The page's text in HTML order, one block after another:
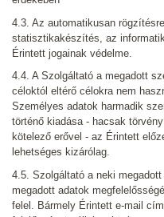
4.3. Az automatikusan
statisztikakészítés, az
Érintett jogainak védelme.
4.4. A Szolgáltató a megadott
céloktól eltérő célokra nem
Személyes adatok harmadik
történő kiadása - hacsak
kötelező erővel - az Érintett
lehetséges kizárólag.
4.5. Szolgáltató a neki
megadott adatok
felel. Bármely Érintett e-mail